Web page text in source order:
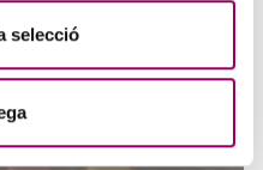
selecció